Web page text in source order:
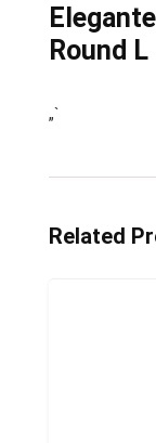
Round L
„`
Related